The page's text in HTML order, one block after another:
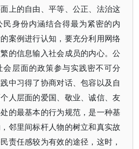
上的自由、平等、公正、法治这
身份内涵结合得最为紧密的内
案例进行认知，要充分利用网络
的信息输入社会成员的内心。公
会层面的政策参与实践密不可分
中习得了协商对话、包容以及自
人层面的爱国、敬业、诚信、友
的最基本的行为规范，是一种基
邻里间标杆人物的树立和真实故
责任感较为有效的途径，这时，